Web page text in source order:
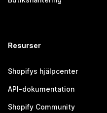
Resurser
Shopifys hjälpcenter
API-dokumentation
Shopify Community